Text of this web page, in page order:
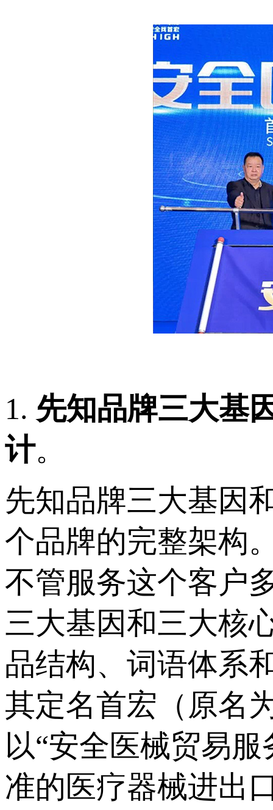
1. 先知品牌三大基
计。
先知品牌三大基因
个品牌的完整架构
不管服务这个客户
三大基因和三大核
品结构、词语体系
其定名首宏（原名
以“安全医械贸易
准的医疗器械进出